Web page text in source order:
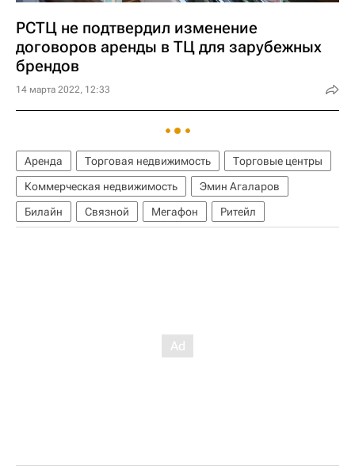
РСТЦ не подтвердил изменение
договоров аренды в ТЦ для зарубежных
брендов
14 марта 2022, 12:33
Аренда Торговая недвижимость
Торговые центры
Коммерческая недвижимость
Эмин Агаларов
Билайн
Связной Мегафон Ритейл